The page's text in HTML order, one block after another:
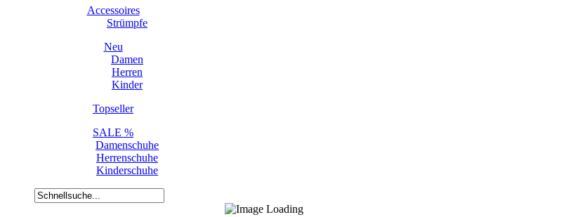
Accessoires
Strümpfe
Neu
Damen
Herren
Kinder
Topseller
SALE %
Damenschuhe
Herrenschuhe
Kinderschuhe